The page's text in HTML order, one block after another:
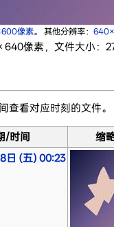
像素。 其他分辨率：
640像素，文件大小：
查看对应时刻的文件。
/时间
缩
日 (五) 00:23